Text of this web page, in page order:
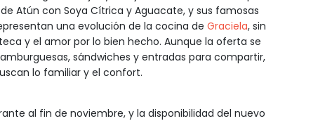
Atún con Soya Cítrica y Aguacate, y sus famosas
una evolución de la cocina de Graciela, sin
y el amor por lo bien hecho. Aunque la oferta se
sándwiches y entradas para compartir,
lo familiar y el confort.
al fin de noviembre, y la disponibilidad del nuevo